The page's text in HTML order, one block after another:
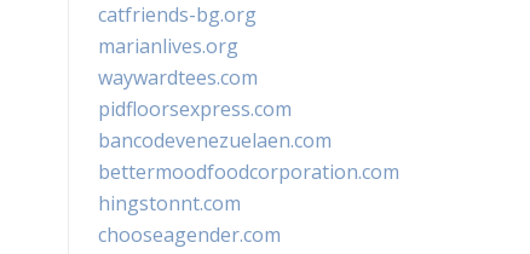
catfriends-bg.org
marianlives.org
waywardtees.com
pidfloorsexpress.com
bancodevenezuelaen.com
bettermoodfoodcorporation.com
hingstonnt.com
chooseagender.com